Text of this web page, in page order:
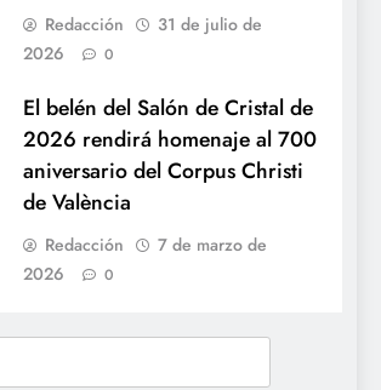
Redacción
31 de julio de
2026
0
El belén del Salón de Cristal de
2026 rendirá homenaje al 700
aniversario del Corpus Christi
de València
Redacción
7 de marzo de
2026
0